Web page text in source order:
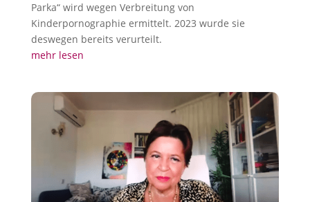
Parka“ wird wegen Verbreitung von
Kinderpornographie ermittelt. 2023 wurde sie
deswegen bereits verurteilt.
mehr lesen